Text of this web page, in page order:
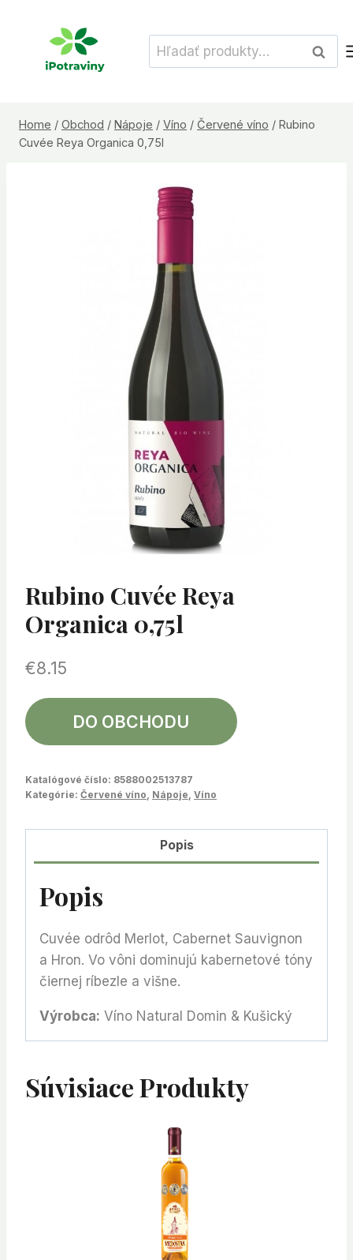
Hľadať:
Home / Obchod / Nápoje / Víno / Červené víno / Rubino
Cuvée Reya Organica 0,75l
Rubino Cuvée Reya
Organica 0,75l
€8.15
DO OBCHODU
Katalógové číslo: 8588002513787
Kategórie: Červené víno, Nápoje, Víno
Popis
Popis
Cuvée odrôd Merlot, Cabernet Sauvignon
a Hron. Vo vôni dominujú kabernetové tóny
čiernej ríbezle a višne.
Výrobca: Víno Natural Domin & Kušický
Súvisiace Produkty